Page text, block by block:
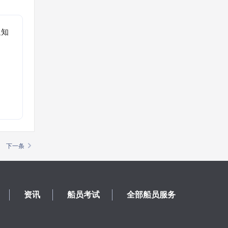
下一条
资讯 船员考试 全部船员服务